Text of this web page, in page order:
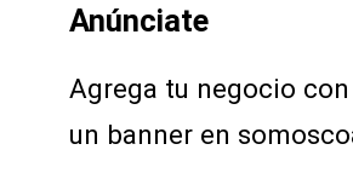
Anúnciate
Agrega tu negocio con
un banner en